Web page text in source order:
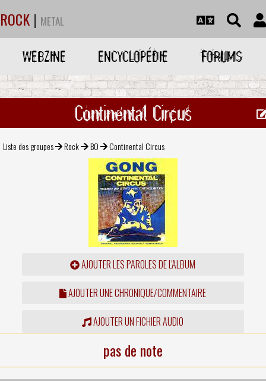
ROCK | METAL
WEBZINE ENCYCLOPÉDIE FORUMS
Continental Circus
Liste des groupes Rock BO Continental Circus
AJOUTER LES PAROLES DE L'ALBUM
AJOUTER UNE CHRONIQUE/COMMENTAIRE
AJOUTER UN FICHIER AUDIO
pas de note